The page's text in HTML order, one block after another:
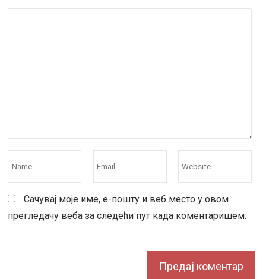
Сачувај моје име, е-пошту и веб место у овом
прегледачу веба за следећи пут када коментаришем.